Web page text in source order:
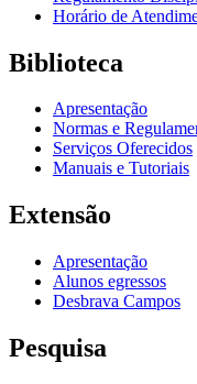
Horário de
Biblioteca
Apresentação
Normas e
Serviços Oferecidos
Manuais e Tutoriais
Extensão
Apresentação
Alunos egressos
Desbrava Campos
Pesquisa